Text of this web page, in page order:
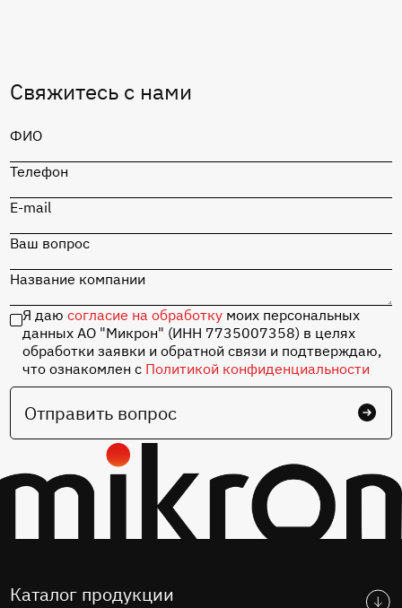
MIK1117S-5.0
Отладочная плата
MIK32 Амур с
комплектующих
Перейти в каталог
Свяжитесь с нами
ФИО
Телефон
E-mail
Ваш вопрос
Название компании
Я даюсогласие на обработку моих персональных
данных АО "Микрон" (ИНН 7735007358) в целях
обработки заявки и обратной связи и подтверждаю,
что ознакомлен с Политикой конфиденциальности
Отправить вопрос
Каталог продукции